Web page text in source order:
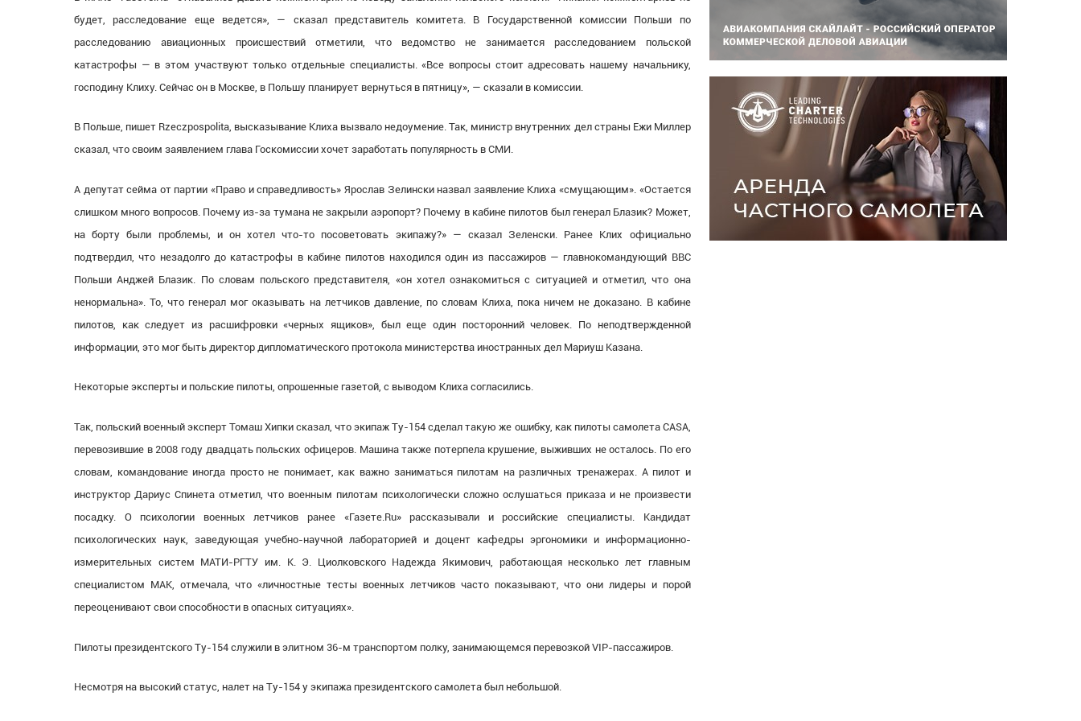
будет, расследование еще ведется», — сказал представитель комитета. В Государственной комиссии Польши по
расследованию авиационных происшествий отметили, что ведомство не занимается расследованием польской
катастрофы — в этом участвуют только отдельные специалисты.
«Все вопросы стоит адресовать нашему начальнику,
господину Клиху. Сейчас он в Москве, в Польшу планирует вернуться в пятницу», — сказали в комиссии.
В Польше, пишет Rzeczpospolita, высказывание Клиха вызвало недоумение. Так, министр внутренних дел страны Ежи Миллер
сказал, что своим заявлением глава Госкомиссии хочет заработать популярность в СМИ.
А депутат сейма от партии «Право и справедливость» Ярослав Зелински назвал заявление Клиха «смущающим». «Остается
слишком много вопросов. Почему из-за тумана не закрыли аэропорт? Почему в кабине пилотов был генерал Блазик? Может,
на борту были проблемы, и он хотел что-то посоветовать экипажу?» — сказал Зеленски. Ранее Клих официально
подтвердил, что незадолго до катастрофы в кабине пилотов находился один из пассажиров — главнокомандующий ВВС
Польши Анджей Блазик. По словам польского представителя,
«он хотел ознакомиться с ситуацией и отметил, что она
ненормальна». То, что генерал мог оказывать на летчиков давление, по словам Клиха, пока ничем не доказано. В кабине
пилотов, как следует из расшифровки «черных ящиков», был еще один посторонний человек. По неподтвержденной
информации, это мог быть директор дипломатического протокола министерства иностранных дел Мариуш Казана.
Некоторые эксперты и польские пилоты, опрошенные газетой, с выводом Клиха согласились.
Так, польский военный эксперт Томаш Хипки сказал, что экипаж Ту-154 сделал такую же ошибку, как пилоты самолета CASA,
перевозившие в 2008 году двадцать польских офицеров. Машина также потерпела крушение, выживших не осталось. По его
словам, командование иногда просто не понимает, как важно заниматься пилотам на различных тренажерах. А пилот и
инструктор Дариус Спинета отметил, что военным пилотам психологически сложно ослушаться приказа и не произвести
посадку. О психологии военных летчиков ранее
«Газете.Ru» рассказывали и российские специалисты. Кандидат
психологических наук, заведующая учебно-научной лабораторией и доцент кафедры эргономики и информационно-
измерительных систем МАТИ-РГТУ им. К. Э. Циолковского Надежда Якимович, работающая несколько лет главным
специалистом МАК, отмечала, что «личностные тесты военных летчиков часто показывают, что они лидеры и порой
переоценивают свои способности в опасных ситуациях».
Пилоты президентского Ту-154 служили в элитном 36-м транспортом полку, занимающемся перевозкой VIP-пассажиров.
Несмотря на высокий статус, налет на Ту-154 у экипажа президентского самолета был небольшой.